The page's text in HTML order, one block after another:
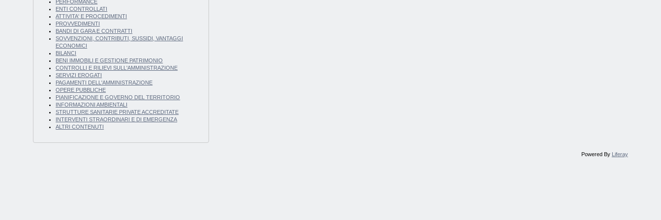
PERFORMANCE
ENTI CONTROLLATI
ATTIVITA' E PROCEDIMENTI
PROVVEDIMENTI
BANDI DI GARA E CONTRATTI
SOVVENZIONI, CONTRIBUTI, SUSSIDI, VANTAGGI
ECONOMICI
BILANCI
BENI IMMOBILI E GESTIONE PATRIMONIO
CONTROLLI E RILIEVI SULL'AMMINISTRAZIONE
SERVIZI EROGATI
PAGAMENTI DELL'AMMINISTRAZIONE
OPERE PUBBLICHE
PIANIFICAZIONE E GOVERNO DEL TERRITORIO
INFORMAZIONI AMBIENTALI
STRUTTURE SANITARIE PRIVATE ACCREDITATE
INTERVENTI STRAORDINARI E DI EMERGENZA
ALTRI CONTENUTI
Powered By Liferay